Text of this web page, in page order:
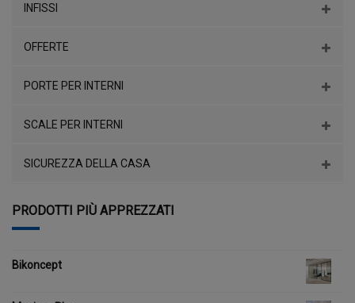
INFISSI
OFFERTE
PORTE PER INTERNI
SCALE PER INTERNI
SICUREZZA DELLA CASA
PRODOTTI PIÙ APPREZZATI
Bikoncept